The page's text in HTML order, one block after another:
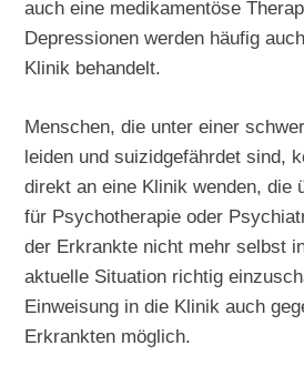
auch eine medikamentöse
Depressionen werden häufig
Klinik behandelt.
Menschen, die unter einer
leiden und suizidgefährdet sind,
direkt an eine Klinik wenden, die
für Psychotherapie oder
der Erkrankte nicht mehr selbst
aktuelle Situation richtig
Einweisung in die Klinik auch
Erkrankten möglich.